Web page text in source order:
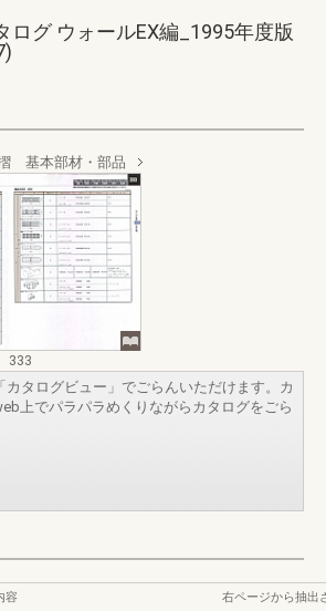
ログ ウォールEX編_1995年度版
基本部材・部品
333
カタログビュー」でごらんいただけます。カ
上でパラパラめくりながらカタログをごら
容
右ページから抽出